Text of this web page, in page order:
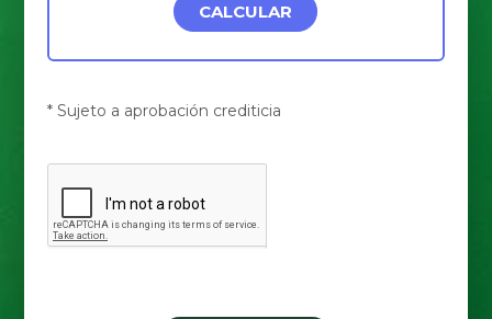
CALCULAR
* Sujeto a aprobación crediticia